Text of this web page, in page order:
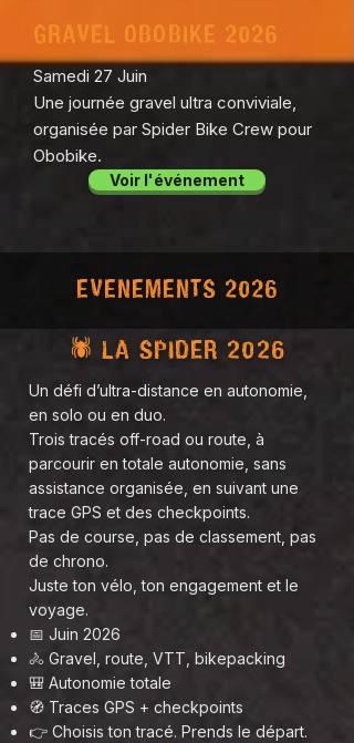
GRAVEL OBOBIKE 2026
Samedi 27 Juin
Une journée gravel ultra conviviale,
organisée par Spider Bike Crew pour
Obobike.
Voir l'événement
EVENEMENTS 2026
🕷 LA SPIDER 2026
Un défi d’ultra-distance en autonomie,
en solo ou en duo.
Trois tracés off-road ou route, à
parcourir en totale autonomie, sans
assistance organisée, en suivant une
trace GPS et des checkpoints.
Pas de course, pas de classement, pas
de chrono.
Juste ton vélo, ton engagement et le
voyage.
📅 Juin 2026
🚴 Gravel, route, VTT, bikepacking
🎒 Autonomie totale
🧭 Traces GPS + checkpoints
👉 Choisis ton tracé. Prends le départ.